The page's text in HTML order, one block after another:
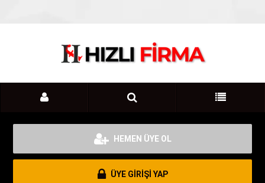
HEMEN ÜYE OL
ÜYE GİRİŞİ YAP